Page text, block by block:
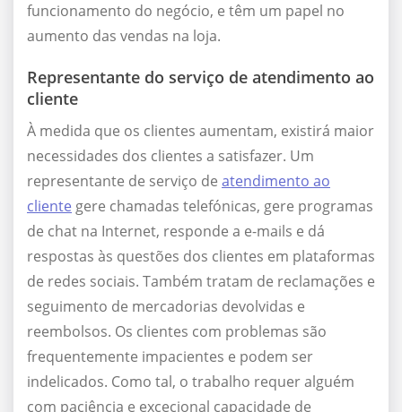
funcionamento do negócio, e têm um papel no
aumento das vendas na loja.
Representante do serviço de atendimento ao
cliente
À medida que os clientes aumentam, existirá maior
necessidades dos clientes a satisfazer. Um
representante de serviço de atendimento ao
cliente gere chamadas telefónicas, gere programas
de chat na Internet, responde a e-mails e dá
respostas às questões dos clientes em plataformas
de redes sociais. Também tratam de reclamações e
seguimento de mercadorias devolvidas e
reembolsos. Os clientes com problemas são
frequentemente impacientes e podem ser
indelicados. Como tal, o trabalho requer alguém
com paciência e excecional capacidade de